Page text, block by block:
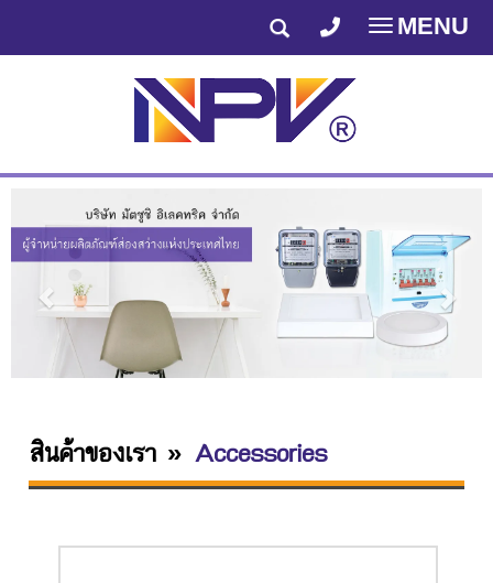
Toggle
MENU
สินค้าของเรา » Accessories